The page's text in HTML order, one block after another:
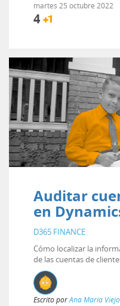
martes 25 octubre 2022
4
Auditar
en
D365 FINANCE
Cómo localizar la
de las cuentas de
Escrito porAna María